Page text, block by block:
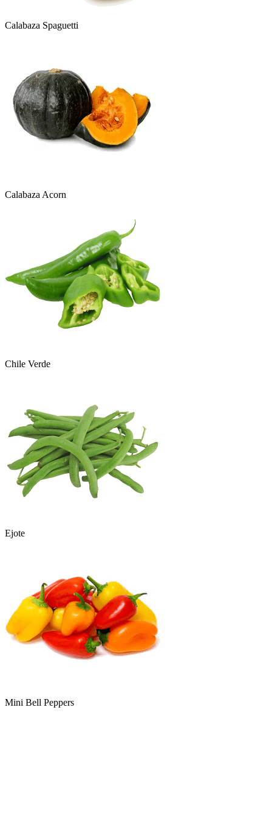
Calabaza Spaguetti
Calabaza Acorn
Chile Verde
Ejote
Mini Bell Peppers